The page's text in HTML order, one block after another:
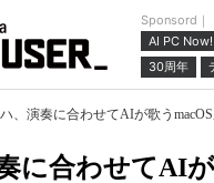
Sponsord｜
AI PC Now!
30周年
、演奏に合わせてAIが歌うmacOS
に合わせてAI